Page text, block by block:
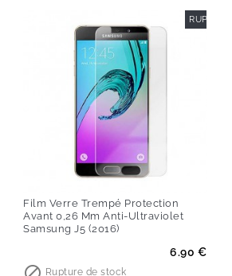
Film Verre Trempé Protection
Avant 0,26 Mm Anti-Ultraviolet
Samsung J5 (2016)
6.90 €
Rupture de stock